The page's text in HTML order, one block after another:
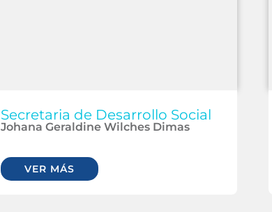
Secretaria de Desarrollo Social
Johana Geraldine Wilches Dimas
VER MÁS